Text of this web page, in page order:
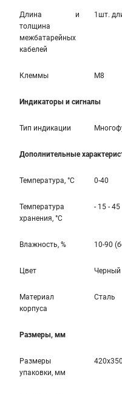
Длина и
толщина
межбатарейных
кабелей
1шт.
Клеммы M8
Индикаторы и сигналы
Тип индикации
Дополнительные
Температура, °С 0-40
Температура
хранения, °С
- 15 - 45
Влажность, % 10-90
Цвет Черный
Материал
корпуса
Сталь
Размеры, мм
Размеры
упаковки, мм